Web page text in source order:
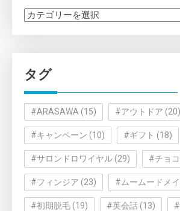
カ
ー
タグ
#ARASAWA (15) #アウトドア (20)
#キャンペーン (10) #ギフト (18)
#サロンドロワイヤル (29) #チョ
#フィンジア (23) #ムームードメ
#初期脱毛 (19) #英会話 (13)